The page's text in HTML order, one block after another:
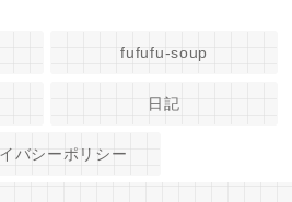
fufufu-soup
日記
バシーポリシー